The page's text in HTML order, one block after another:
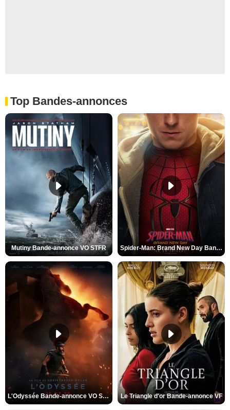
Top Bandes-annonces
Mutiny Bande-annonce VO STFR Spider-Man: Brand New Day Bande-annonce VO STFR
L'Odyssée Bande-annonce VO STFR Le Triangle d'or Bande-annonce VF